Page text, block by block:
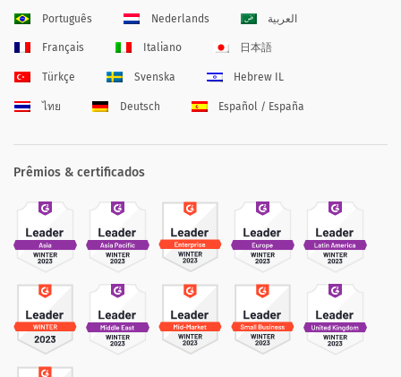
Português Nederlands العربية
Français Italiano 日本語
Türkçe Svenska Hebrew IL
ไทย Deutsch Español / España
Prêmios & certificados